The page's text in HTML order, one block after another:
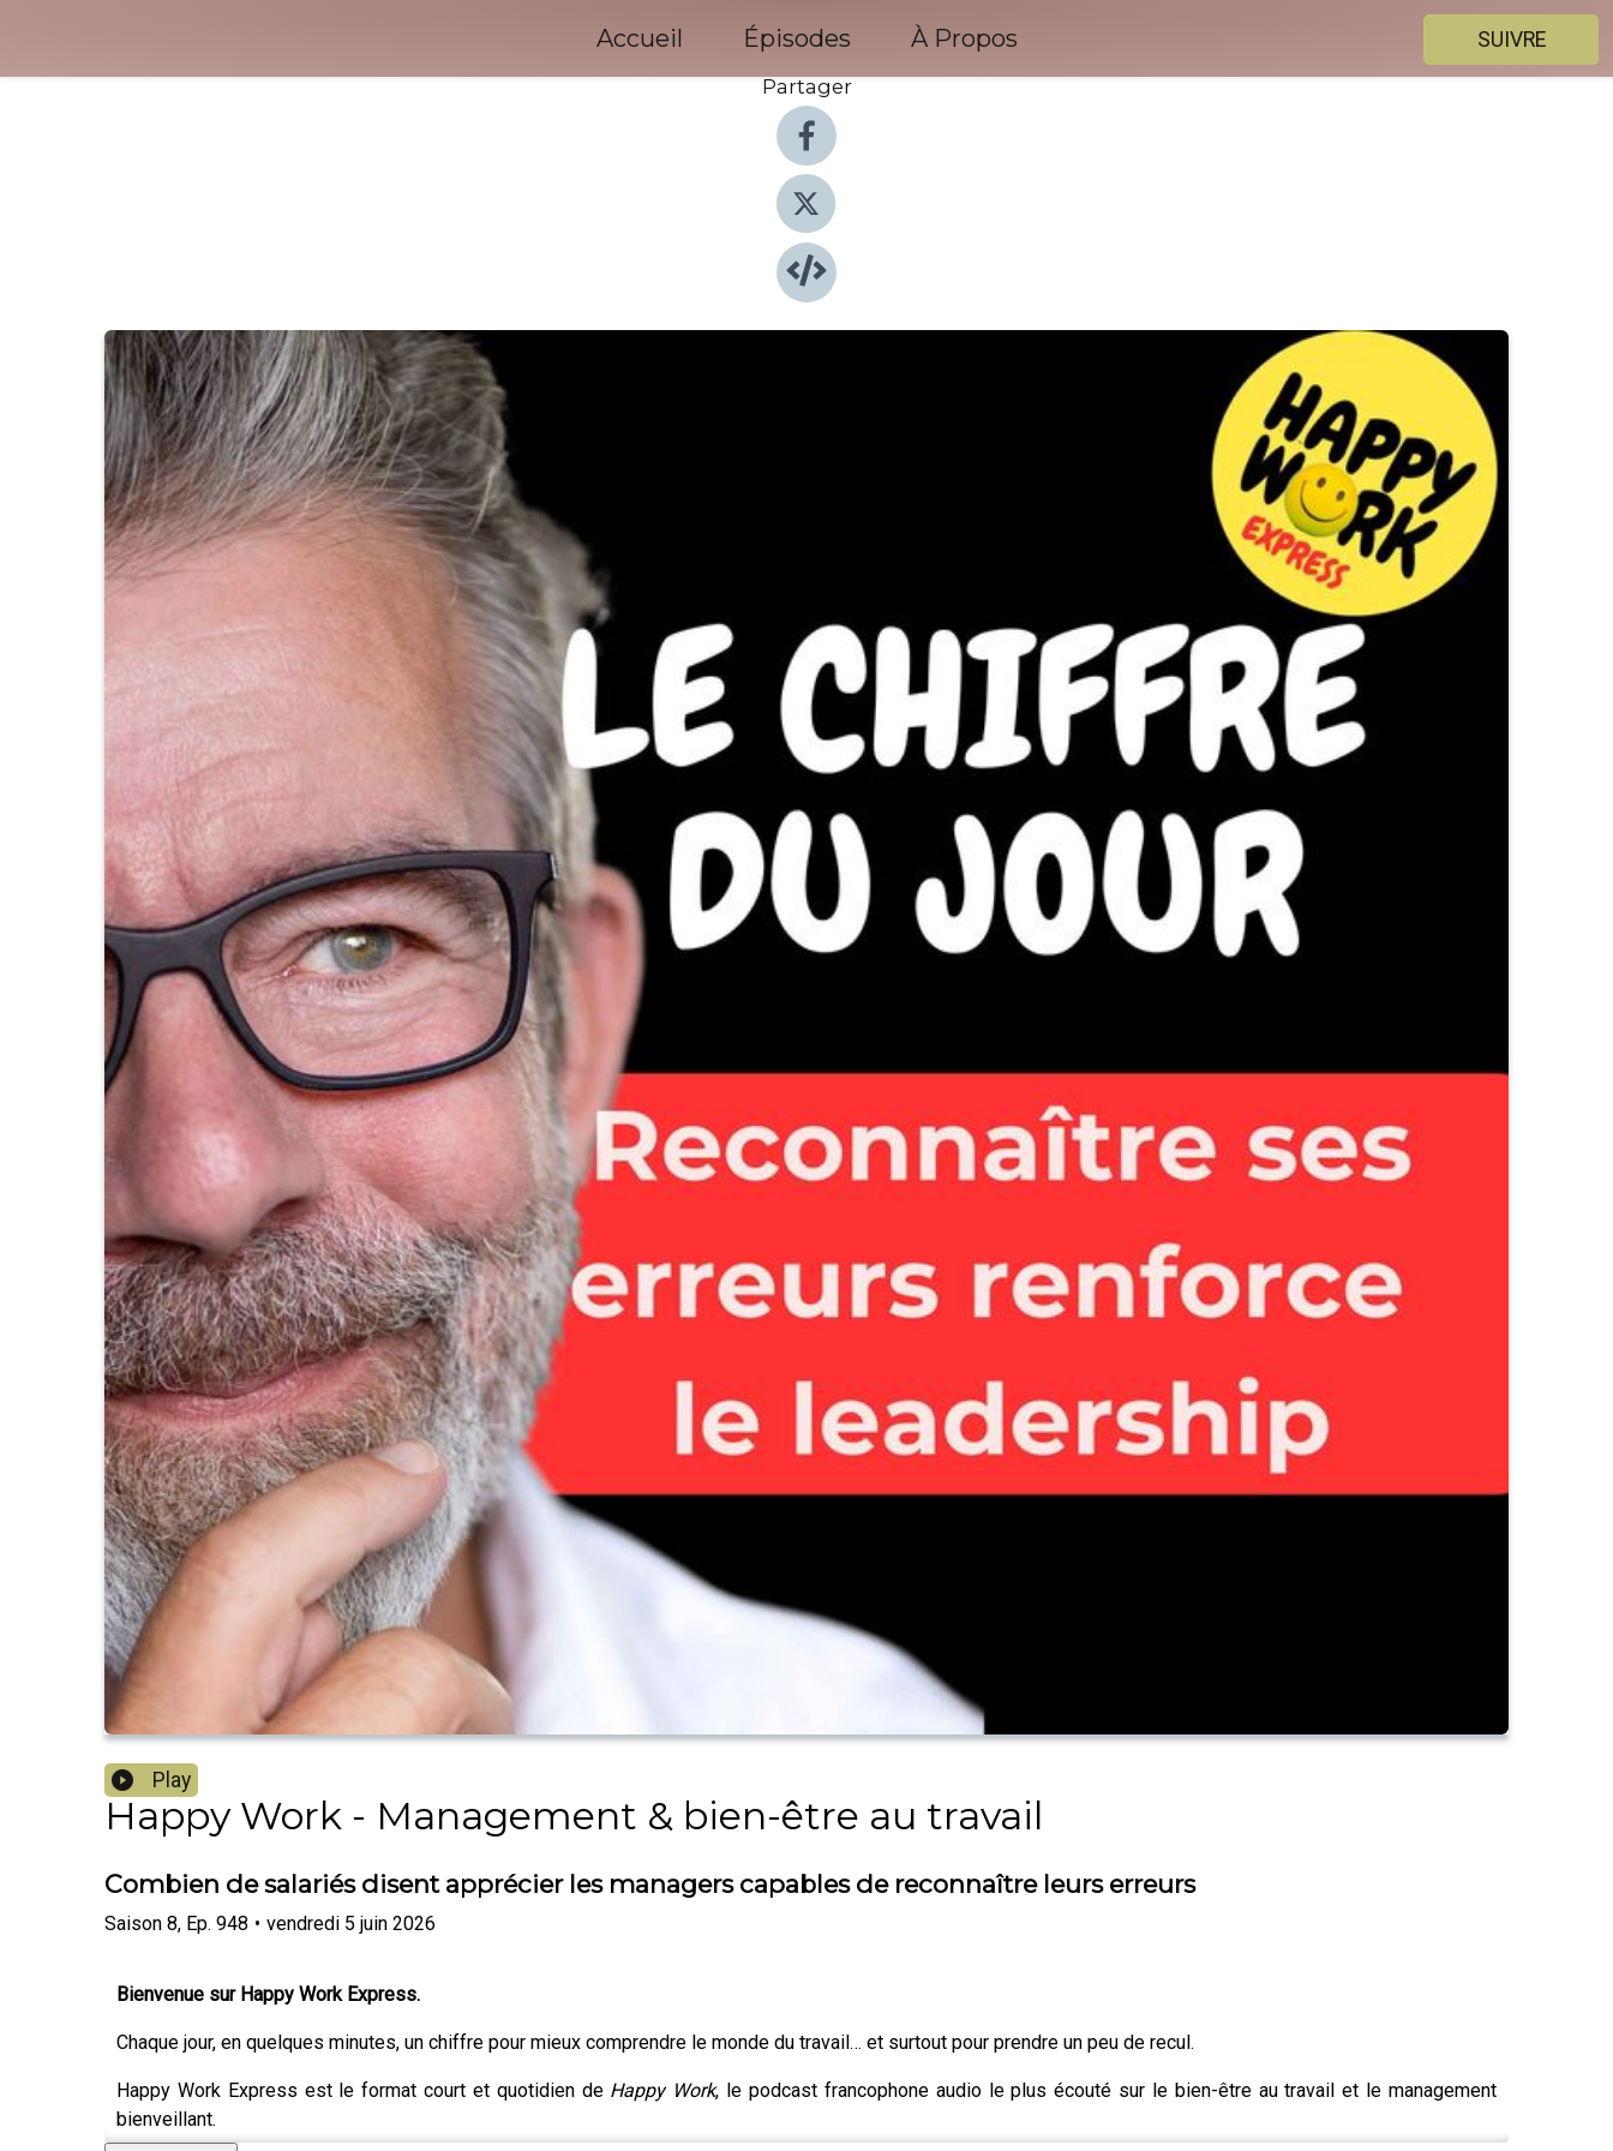
Accueil Épisodes À Propos
SUIVRE
Partager
Play
Happy Work - Management & bien-être au travail
Combien de salariés disent apprécier les managers capables de reconnaître leurs erreurs
Saison 8, Ep. 948 • vendredi 5 juin 2026
Bienvenue sur Happy Work Express.
Chaque jour, en quelques minutes, un chiffre pour mieux comprendre le monde du travail… et surtout pour prendre un peu de recul.
Happy Work Express est le format court et quotidien de Happy Work, le podcast francophone audio le plus écouté sur le bien-être au travail et le management
bienveillant.